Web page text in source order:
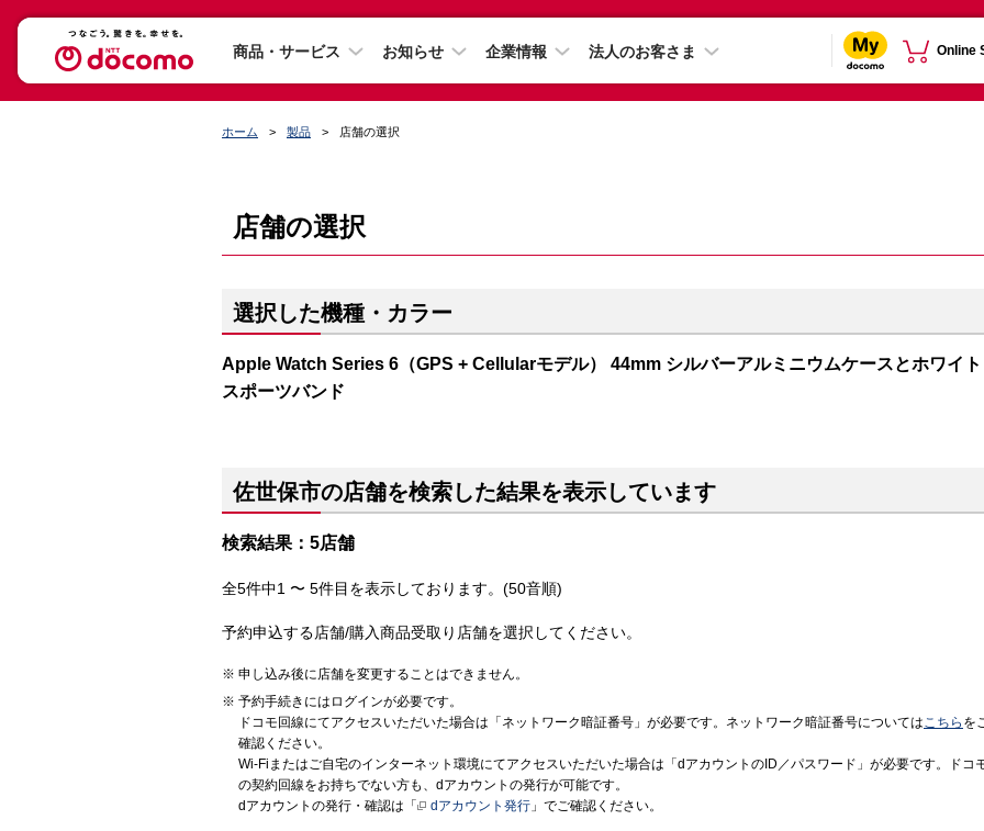
商品・サービス お知らせ 企業情報 法人のお客さま Online
ホーム 製品 店舗の選択
店舗の選択
選択した機種・カラー
Apple Watch Series 6（GPS + Cellularモデル） 44mm シルバーアルミニウムケースとホワイト
スポーツバンド
佐世保市の店舗を検索した結果を表示しています
検索結果：5店舗
全5件中1 〜 5件目を表示しております。(50音順)
予約申込する店舗/購入商品受取り店舗を選択してください。
申し込み後に店舗を変更することはできません。
予約手続きにはログインが必要です。
ドコモ回線にてアクセスいただいた場合は「ネットワーク暗証番号」が必要です。ネットワーク暗証番号についてはこちら を
確認ください。
Wi-Fiまたはご自宅のインターネット環境にてアクセスいただいた場合は「dアカウントのID／パスワード」が必要です。ドコ
の契約回線をお持ちでない方も、dアカウントの発行が可能です。
dアカウントの発行・確認は「
dアカウント発行 」でご確認ください。